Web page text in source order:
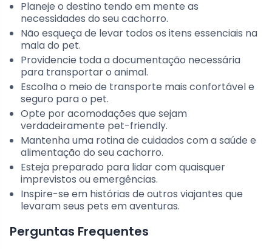
Planeje o destino tendo em mente as
necessidades do seu cachorro.
Não esqueça de levar todos os itens essenciais na
mala do pet.
Providencie toda a documentação necessária
para transportar o animal.
Escolha o meio de transporte mais confortável e
seguro para o pet.
Opte por acomodações que sejam
verdadeiramente pet-friendly.
Mantenha uma rotina de cuidados com a saúde e
alimentação do seu cachorro.
Esteja preparado para lidar com quaisquer
imprevistos ou emergências.
Inspire-se em histórias de outros viajantes que
levaram seus pets em aventuras.
Perguntas Frequentes